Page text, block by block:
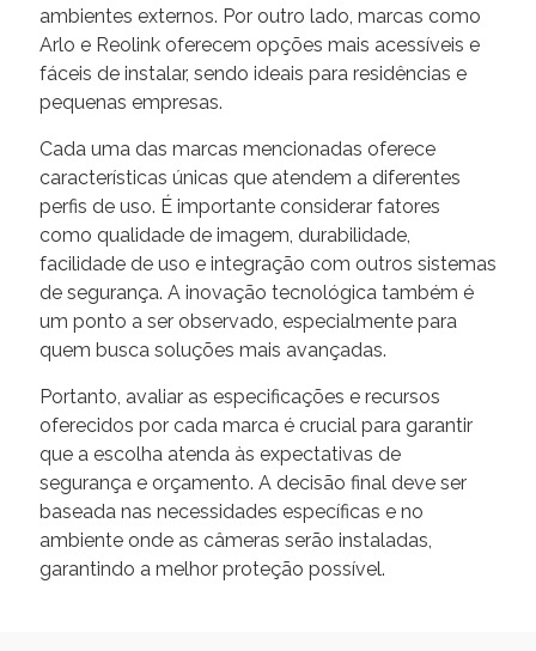
ambientes externos. Por outro lado, marcas como
Arlo e Reolink oferecem opções mais acessíveis e
fáceis de instalar, sendo ideais para residências e
pequenas empresas.
Cada uma das marcas mencionadas oferece
características únicas que atendem a diferentes
perfis de uso. É importante considerar fatores
como qualidade de imagem, durabilidade,
facilidade de uso e integração com outros sistemas
de segurança. A inovação tecnológica também é
um ponto a ser observado, especialmente para
quem busca soluções mais avançadas.
Portanto, avaliar as especificações e recursos
oferecidos por cada marca é crucial para garantir
que a escolha atenda às expectativas de
segurança e orçamento. A decisão final deve ser
baseada nas necessidades específicas e no
ambiente onde as câmeras serão instaladas,
garantindo a melhor proteção possível.